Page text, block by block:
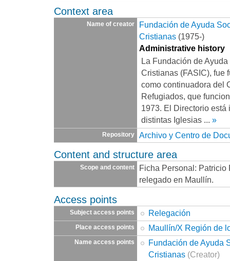
Context area
Name of creator
Fundación de Ayuda
Cristianas (1975-)
Administrative history
La Fundación de
Cristianas (FASIC), fue
como continuadora del
Refugiados, que
1973. El Directorio está
distintas Iglesias ... »
Repository Archivo y Centro de
Content and structure area
Scope and content
Ficha Personal:
relegado en Maullín.
Access points
Subject access points Relegación
Place access points Maullín/X Región de
Name access points
Fundación de Ayuda
Cristianas (Creator)